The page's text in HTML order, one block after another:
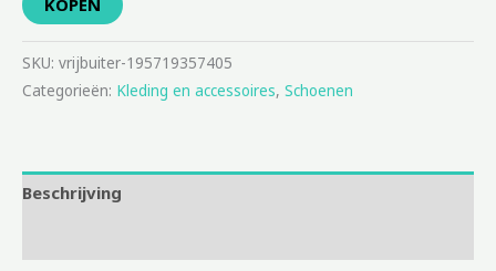
KOPEN
SKU: vrijbuiter-195719357405
Categorieën: Kleding en accessoires, Schoenen
Beschrijving